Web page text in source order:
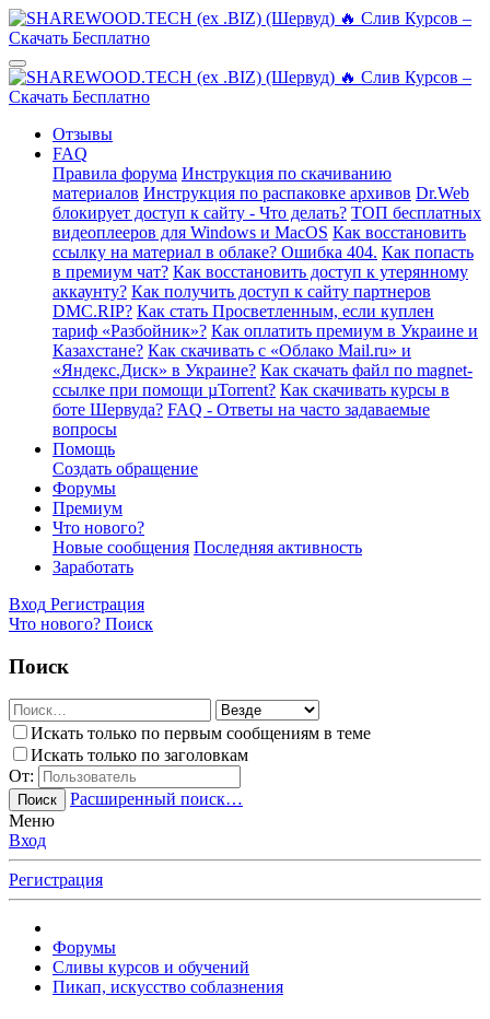
Отзывы
FAQ
Правила форума Инструкция по скачиванию
материалов Инструкция по распаковке архивов Dr.Web
блокирует доступ к сайту - Что делать? ТОП бесплатных
видеоплееров для Windows и MacOS Как восстановить
ссылку на материал в облаке? Ошибка 404. Как попасть
в премиум чат? Как восстановить доступ к утерянному
аккаунту? Как получить доступ к сайту партнеров
DMC.RIP? Как стать Просветленным, если куплен
тариф «Разбойник»? Как оплатить премиум в Украине и
Казахстане? Как скачивать с «Облако Mail.ru» и
«Яндекс.Диск» в Украине? Как скачать файл по magnet-
ссылке при помощи µTorrent? Как скачивать курсы в
боте Шервуда? FAQ - Ответы на часто задаваемые
вопросы
Помощь
Создать обращение
Форумы
Премиум
Что нового?
Новые сообщения Последняя активность
Заработать
Вход Регистрация
Что нового? Поиск
Поиск
Искать только по первым сообщениям в теме
Искать только по заголовкам
От:
Поиск
Расширенный поиск…
Меню
Вход
Регистрация
Форумы
Сливы курсов и обучений
Пикап, искусство соблазнения